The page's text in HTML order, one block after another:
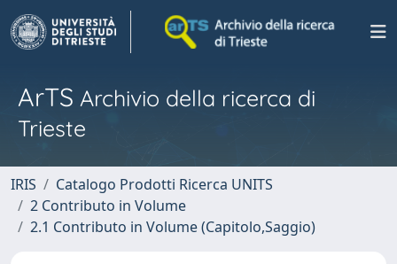
ArTS Archivio della ricerca di
Trieste
IRIS
Catalogo Prodotti Ricerca UNITS
2 Contributo in Volume
2.1 Contributo in Volume (Capitolo,Saggio)